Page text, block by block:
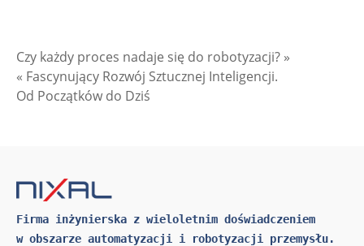
Czy każdy proces nadaje się do robotyzacji? »
« Fascynujący Rozwój Sztucznej Inteligencji.
Od Początków do Dziś
Firma inżynierska z wieloletnim doświadczeniem
w obszarze automatyzacji i robotyzacji przemysłu.